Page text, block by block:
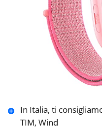
In Italia, ti
TIM, Wind